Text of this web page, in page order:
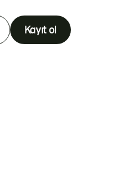
Kayıt ol